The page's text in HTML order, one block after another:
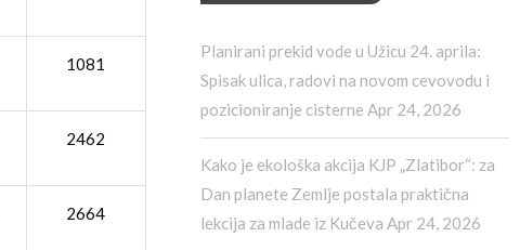
1081
2462
2664
Planirani prekid vode u Užicu 24. aprila:
Spisak ulica, radovi na novom cevovodu i
pozicioniranje cisterne Apr 24, 2026
Kako je ekološka akcija KJP „Zlatibor“: za
Dan planete Zemlje postala praktična
lekcija za mlade iz Kučeva Apr 24, 2026